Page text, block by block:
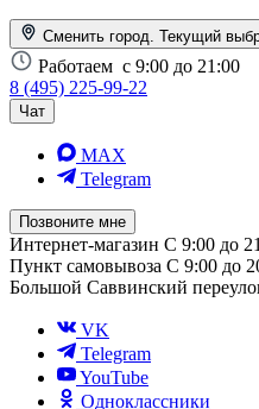
Сменить город. Текущий
Работаем с 9:00 до 21:00
8 (495) 225-99-22
Чат
MAX
Telegram
Позвоните мне
Интернет-магазин С 9:00 до
Пункт самовывоза С 9:00 до
Большой Саввинский
VK
Telegram
YouTube
Одноклассники